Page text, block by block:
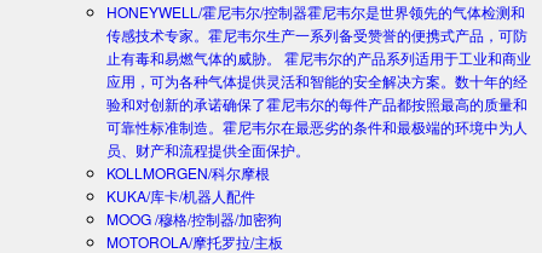
HONEYWELL/霍尼韦尔/控制器霍尼韦尔是世界领先的气体检测和
传感技术专家。霍尼韦尔生产一系列备受赞誉的便携式产品，可防
止有毒和易燃气体的威胁。 霍尼韦尔的产品系列适用于工业和商业
应用，可为各种气体提供灵活和智能的安全解决方案。数十年的经
验和对创新的承诺确保了霍尼韦尔的每件产品都按照最高的质量和
可靠性标准制造。霍尼韦尔在最恶劣的条件和最极端的环境中为人
员、财产和流程提供全面保护。
KOLLMORGEN/科尔摩根
KUKA/库卡/机器人配件
MOOG /穆格/控制器/加密狗
MOTOROLA/摩托罗拉/主板